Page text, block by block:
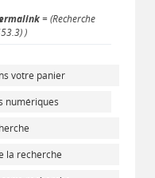
= (Recherche
)
votre panier
numériques
la recherche